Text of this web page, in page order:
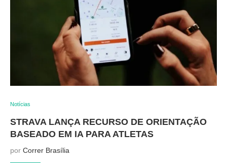
Notícias
STRAVA LANÇA RECURSO DE ORIENTAÇÃO
BASEADO EM IA PARA ATLETAS
por Correr Brasília